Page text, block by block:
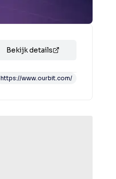
Bekijk details
https://www.ourbit.com/